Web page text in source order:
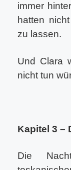
immer
hatten
zu lassen.
Und Clara
nicht tun
Kapitel 3 –
Die